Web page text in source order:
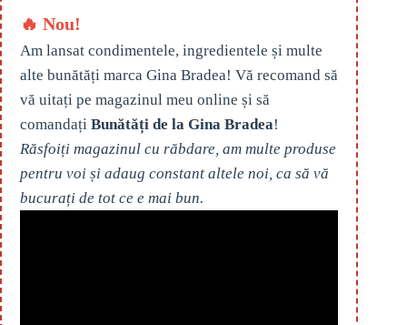
🔥 Nou!
Am lansat condimentele, ingredientele și multe
alte bunătăți marca Gina Bradea! Vă recomand să
vă uitați pe magazinul meu online și să
comandați Bunătăți de la Gina Bradea!
Răsfoiți magazinul cu răbdare, am multe produse
pentru voi și adaug constant altele noi, ca să vă
bucurați de tot ce e mai bun.